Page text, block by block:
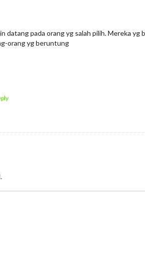
datang pada orang yg salah pilih. Mereka yg
orang yg beruntung